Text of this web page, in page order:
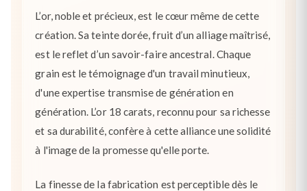
L’or, noble et précieux, est le cœur même de cette
création. Sa teinte dorée, fruit d’un alliage maîtrisé,
est le reflet d’un savoir-faire ancestral. Chaque
grain est le témoignage d'un travail minutieux,
d'une expertise transmise de génération en
génération. L’or 18 carats, reconnu pour sa richesse
et sa durabilité, confère à cette alliance une solidité
à l'image de la promesse qu'elle porte.
La finesse de la fabrication est perceptible dès le